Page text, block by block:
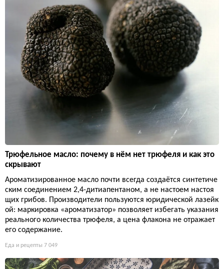
Трюфельное масло: почему в нём нет трюфеля и как это
скрывают
Ароматизированное масло почти всегда создаётся синтетиче
ским соединением 2,4-дитиапентаном, а не настоем настоя
щих грибов. Производители пользуются юридической лазейк
ой: маркировка «ароматизатор» позволяет избегать указания
реального количества трюфеля, а цена флакона не отражает
его содержание.
Еда и рецепты 7 049